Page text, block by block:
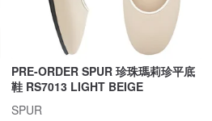
PRE-ORDER SPUR 珍珠瑪莉珍平底
鞋 RS7013 LIGHT BEIGE
SPUR